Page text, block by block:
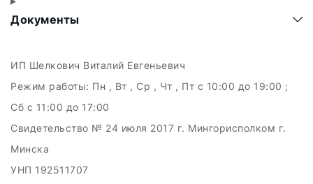
Документы
ИП Шелкович Виталий Евгеньевич
Режим работы: Пн , Вт , Ср , Чт , Пт c 10:00 до 19:00 ;
Сб c 11:00 до 17:00
Свидетельство № 24 июля 2017 г. Мингорисполком г.
Минска
УНП 192511707